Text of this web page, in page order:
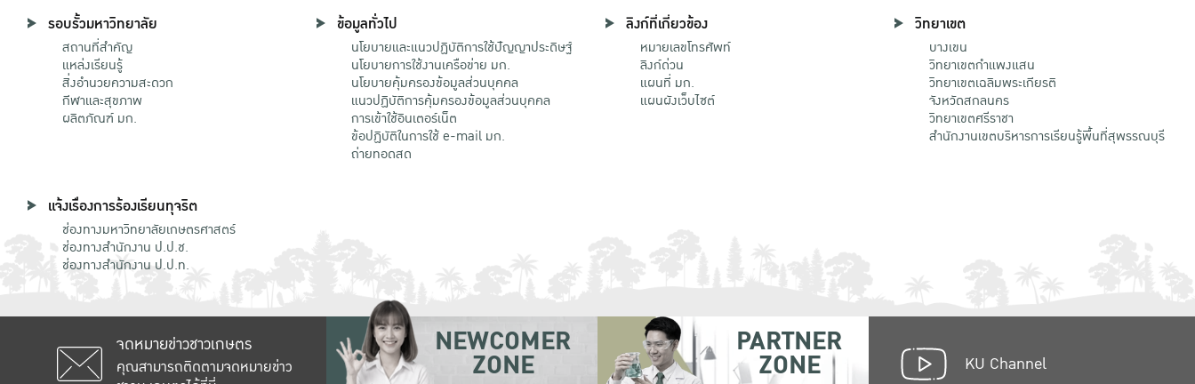
รอบรั้วมหาวิทยาลัย
สถานที่สำคัญ
แหล่งเรียนรู้
สิ่งอำนวยความสะดวก
กีฬาและสุขภาพ
ผลิตภัณฑ์ มก.
ข้อมูลทั่วไป
นโยบายและแนวปฏิบัติการใช้ปัญญาประดิษฐ์
นโยบายการใช้งานเครือข่าย มก.
นโยบายคุ้มครองข้อมูลส่วนบุคคล
แนวปฏิบัติการคุ้มครองข้อมูลส่วนบุคคล
การเข้าใช้อินเตอร์เน็ต
ข้อปฏิบัติในการใช้ e-mail มก.
ถ่ายทอดสด
ลิงก์ที่เกี่ยวข้อง
หมายเลขโทรศัพท์
ลิงก์ด่วน
แผนที่ มก.
แผนผังเว็บไซต์
วิทยาเขต
บางเขน
วิทยาเขตกําแพงแสน
วิทยาเขตเฉลิมพระเกียรติ
จังหวัดสกลนคร
วิทยาเขตศรีราชา
สำนักงานเขตบริหารการเรียนรู้พื้นที่สุพรรณบุรี
แจ้งเรื่องการร้องเรียนทุจริต
ช่องทางมหาวิทยาลัยเกษตรศาสตร์
ช่องทางสำนักงาน ป.ป.ช.
ช่องทางสำนักงาน ป.ป.ท.
จดหมายข่าวชาวเกษตร
คุณสามารถติดตามจดหมายข่าว
NEWCOMER
ZONE
PARTNER
ZONE KU Channel